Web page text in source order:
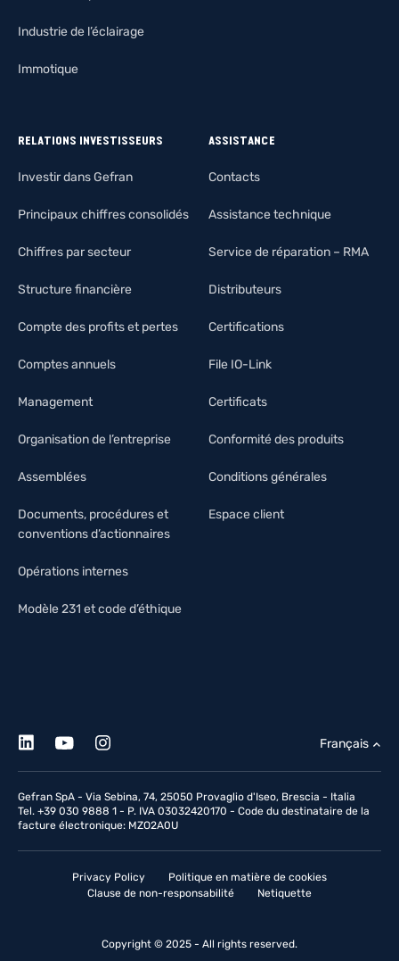
Industrie de l’éclairage
Immotique
RELATIONS INVESTISSEURS
Investir dans Gefran
Principaux chiffres consolidés
Chiffres par secteur
Structure financière
Compte des profits et pertes
Comptes annuels
Management
Organisation de l’entreprise
Assemblées
Documents, procédures et
conventions d’actionnaires
Opérations internes
Modèle 231 et code d’éthique
ASSISTANCE
Contacts
Assistance technique
Service de réparation – RMA
Distributeurs
Certifications
File IO-Link
Certificats
Conformité des produits
Conditions générales
Espace client
Gefran SpA - Via Sebina, 74, 25050 Provaglio d'Iseo, Brescia - Italia
Tel. +39 030 9888 1 - P. IVA 03032420170 - Code du destinataire de la
facture électronique: MZO2A0U
Français
Privacy Policy
Politique en matière de cookies
Clause de non-responsabilité
Netiquette
Copyright © 2025 - All rights reserved.